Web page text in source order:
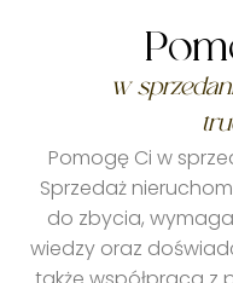
w
Pomogę Ci w
Sprzedaż
do zbycia,
wiedzy oraz